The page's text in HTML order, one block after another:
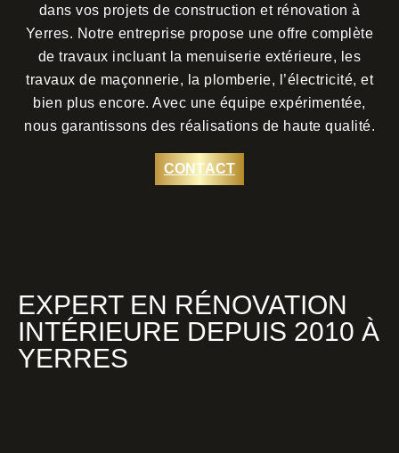
dans vos projets de construction et rénovation à
Yerres. Notre entreprise propose une offre complète
de travaux incluant la menuiserie extérieure, les
travaux de maçonnerie, la plomberie, l’électricité, et
bien plus encore. Avec une équipe expérimentée,
nous garantissons des réalisations de haute qualité.
CONTACT
EXPERT EN RÉNOVATION
INTÉRIEURE DEPUIS 2010 À
YERRES